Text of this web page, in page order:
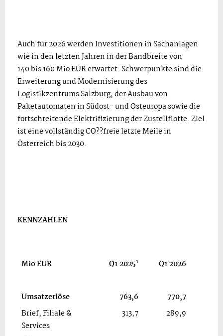
Auch für 2026 werden Investitionen in Sachanlagen
wie in den letzten Jahren in der Bandbreite von
140 bis 160 Mio EUR erwartet. Schwerpunkte sind die
Erweiterung und Modernisierung des
Logistikzentrums Salzburg, der Ausbau von
Paketautomaten in Südost- und Osteuropa sowie die
fortschreitende Elektrifizierung der Zustellflotte. Ziel
ist eine vollständig CO??freie letzte Meile in
Österreich bis 2030.
KENNZAHLEN
MioEUR Q1 20251 Q1 2026
Umsatzerlöse 763,6
770,7
Brief, Filiale &
Services
313,7 289,9